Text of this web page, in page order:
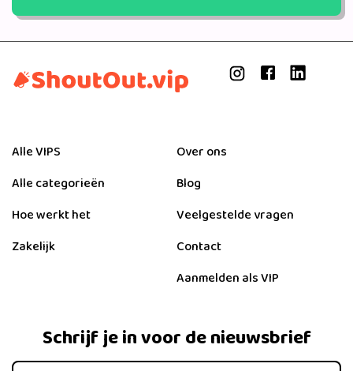
Alle VIPS
Alle categorieën
Hoe werkt het
Zakelijk
Over ons
Blog
Veelgestelde vragen
Contact
Aanmelden als VIP
Schrijf je in voor de nieuwsbrief